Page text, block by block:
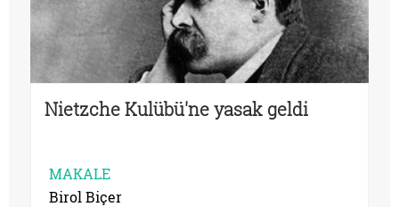
Nietzche Kulübü'ne yasak geldi
MAKALE
Birol Biçer